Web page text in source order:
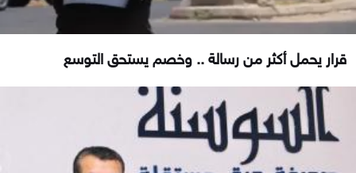
قرار يحمل أكثر من رسالة .. وخصم يستحق التوسع